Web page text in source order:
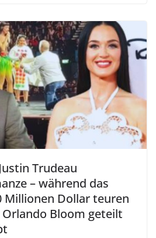
Trudeau
– während das
Millionen Dollar teuren
Bloom geteilt